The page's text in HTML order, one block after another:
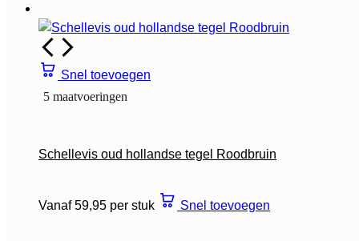
Snel toevoegen
5 maatvoeringen
Schellevis oud hollandse tegel Roodbruin
Vanaf 59,95 per stuk Snel toevoegen